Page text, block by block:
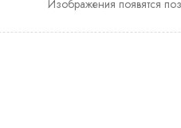
Изображения появятся